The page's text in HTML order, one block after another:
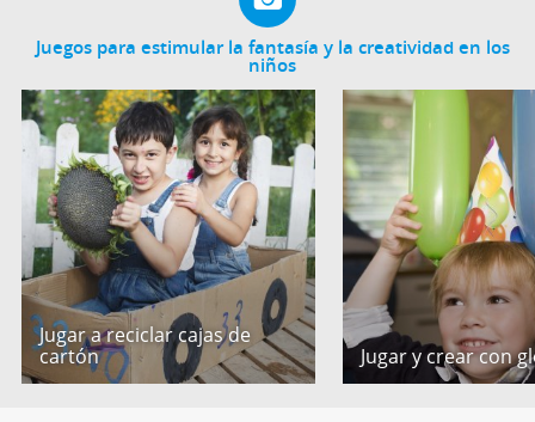
Juegos para estimular la fantasía y la creatividad en los
niños
Jugar a reciclar cajas de
cartón
Jugar y crear con